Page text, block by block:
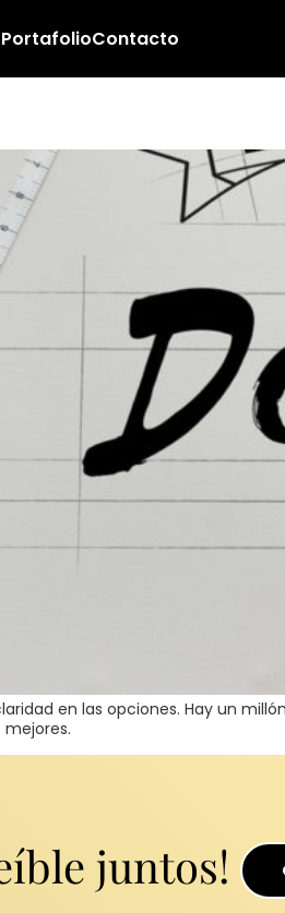
PortafolioContacto
en las opciones. Hay un
juntos!